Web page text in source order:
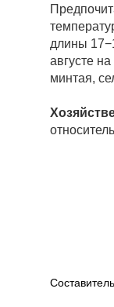
длины
августе
минтая,